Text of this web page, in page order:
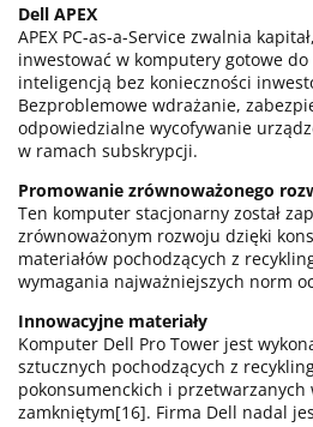
Dell APEX
APEX PC-as-a-Service zwalnia
inwestować w komputery gotowe
inteligencją bez konieczności
Bezproblemowe wdrażanie,
odpowiedzialne wycofywanie
w ramach subskrypcji.
Promowanie zrównoważonego
Ten komputer stacjonarny został
zrównoważonym rozwoju dzięki
materiałów pochodzących z
wymagania najważniejszych norm
Innowacyjne materiały
Komputer Dell Pro Tower jest
sztucznych pochodzących z
pokonsumenckich i przetwarzanych
zamkniętym[16]. Firma Dell nadal